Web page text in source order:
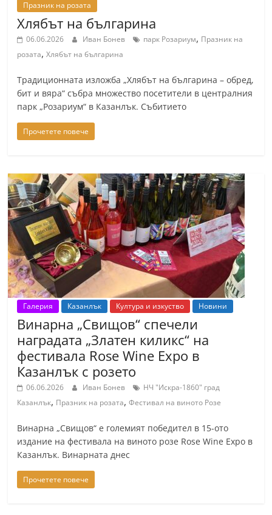
Празник на розата
Хлябът на българина
06.06.2026 Иван Бонев парк Розариум, Празник на
розата,Хлябът на българина
Традиционната изложба „Хлябът на българина – обред,
бит и вяра“ събра множество посетители в централния
парк „Розариум“ в Казанлък. Събитието
Прочетете повече
Галерия Казанлък Култура и изкуство Новини
Винарна „Свищов“ спечели
наградата „Златен киликс“ на
фестивала Rose Wine Expo в
Казанлък с розето
06.06.2026 Иван Бонев
НЧ "Искра-1860" град
Казанлък, Празник на розата,Фестивал на виното Розе
Винарна „Свищов“ е големият победител в 15-ото
издание на фестивала на виното розе Rose Wine Expo в
Казанлък. Винарната днес
Прочетете повече